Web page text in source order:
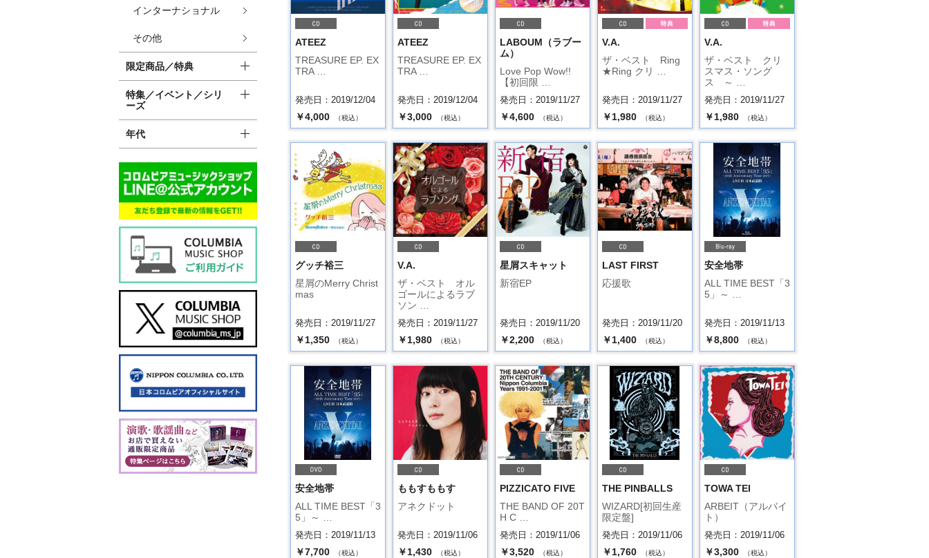
ATEEZ
TREASURE EP. EX
TRA …
発売日：2019/12/04
￥4,000 （税込）
ATEEZ
TREASURE EP. EX
TRA …
発売日：2019/12/04
￥3,000 （税込）
LABOUM（ラブー
ム）
Love Pop Wow!!
【初回限 …
発売日：2019/11/27
￥4,600 （税込）
V.A.
ザ・ベスト Ring
★Ring クリ …
発売日：2019/11/27
￥1,980 （税込）
V.A.
ザ・ベスト クリ
スマス・ソング
ス ～ …
発売日：2019/11/27
￥1,980 （税込）
グッチ裕三
星屑のMerry Christ
mas
発売日：2019/11/27
￥1,350 （税込）
V.A.
ザ・ベスト オル
ゴールによるラブ
ソン …
発売日：2019/11/27
￥1,980 （税込）
星屑スキャット
新宿EP
発売日：2019/11/20
￥2,200 （税込）
LAST FIRST
応援歌
発売日：2019/11/20
￥1,400 （税込）
安全地帯
ALL TIME BEST「3
5」～ …
発売日：2019/11/13
￥8,800 （税込）
安全地帯
ALL TIME BEST「3
5」～ …
発売日：2019/11/13
￥7,700 （税込）
ももすももす
アネクドット
発売日：2019/11/06
￥1,430 （税込）
PIZZICATO FIVE
THE BAND OF 20T
H C …
発売日：2019/11/06
￥3,520 （税込）
THE PINBALLS
WIZARD[初回生産
限定盤]
発売日：2019/11/06
￥1,760 （税込）
TOWA TEI
ARBEIT（アルバイ
ト）
発売日：2019/11/06
￥3,300 （税込）
インターナショナル
その他
限定商品／特典
特集／イベント／シリ
ーズ
年代